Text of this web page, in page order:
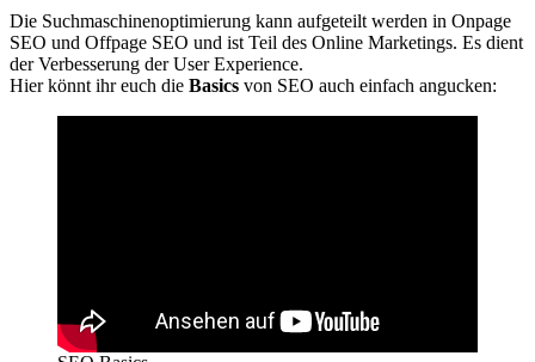
Die Suchmaschinenoptimierung kann aufgeteilt werden in Onpage
SEO und Offpage SEO und ist Teil des Online Marketings. Es dient
der Verbesserung der User Experience.
Hier könnt ihr euch die Basics von SEO auch einfach angucken: